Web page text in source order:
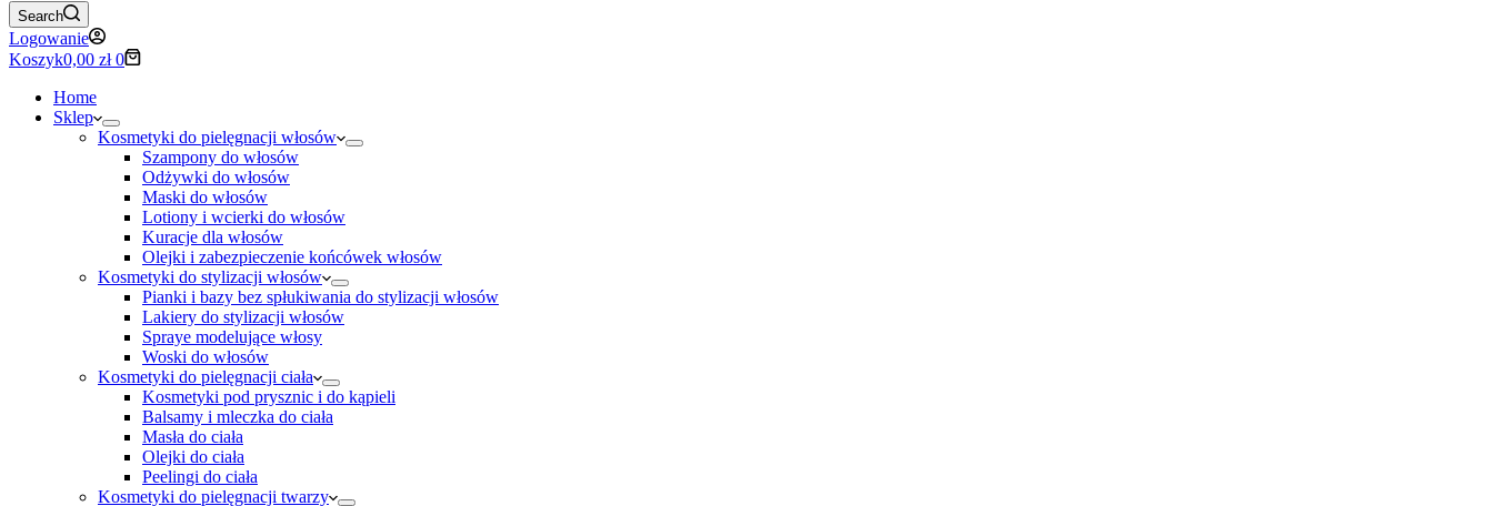
Search
Logowanie
Koszyk0,00 zł 0
Home
Sklep
Kosmetyki do pielęgnacji włosów
Szampony do włosów
Odżywki do włosów
Maski do włosów
Lotiony i wcierki do włosów
Kuracje dla włosów
Olejki i zabezpieczenie końcówek włosów
Kosmetyki do stylizacji włosów
Pianki i bazy bez spłukiwania do stylizacji włosów
Lakiery do stylizacji włosów
Spraye modelujące włosy
Woski do włosów
Kosmetyki do pielęgnacji ciała
Kosmetyki pod prysznic i do kąpieli
Balsamy i mleczka do ciała
Masła do ciała
Olejki do ciała
Peelingi do ciała
Kosmetyki do pielęgnacji twarzy